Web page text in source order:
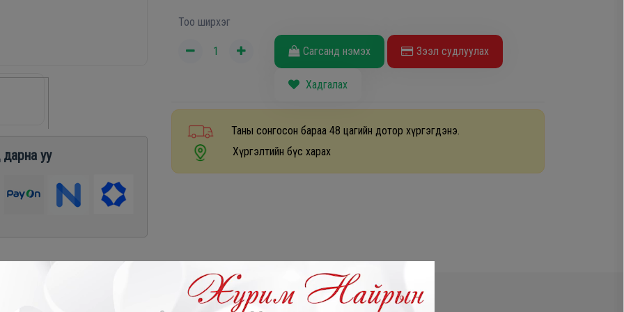
уу
Тоо ширхэг
Сагсанд нэмэх Зээл судлуулах
Хадгалах
Таны сонгосон бараа 48 цагийн дотор хүргэгдэнэ.
Хүргэлтийн бүс харах